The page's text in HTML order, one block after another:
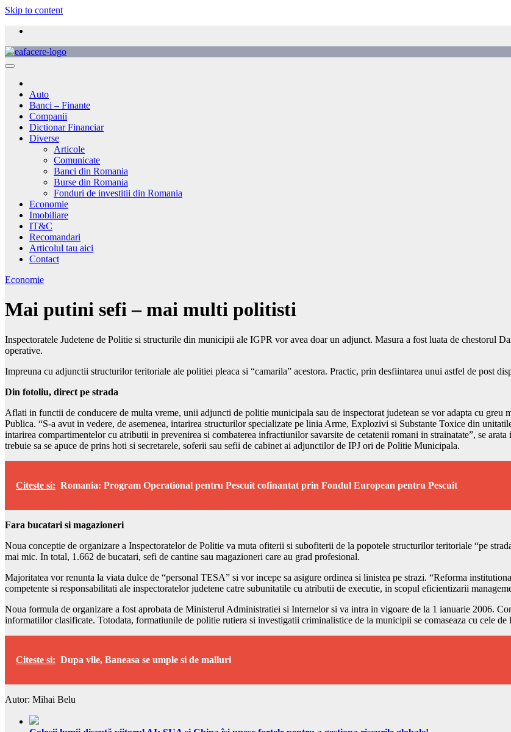
Skip to content
Auto
Banci – Finante
Companii
Dictionar Financiar
Diverse
Articole
Comunicate
Banci din Romania
Burse din Romania
Fonduri de investitii din Romania
Economie
Imobiliare
IT&C
Recomandari
Articolul tau aici
Contact
Economie
Mai putini sefi – mai multi politisti
Inspectoratele Judetene de Politie si structurile din municipii ale IGPR vor avea doar un adjunct. Masura a fost luata de chestorul
operative.
Impreuna cu adjunctii structurilor teritoriale ale politiei pleaca si “camarila” acestora. Practic, prin desfiintarea unui astfel de post
Din fotoliu, direct pe strada
Aflati in functii de conducere de multa vreme, unii adjuncti de politie municipala sau de inspectorat judetean se vor adapta cu
Publica. “S-a avut in vedere, de asemenea, intarirea structurilor specializate pe linia Arme, Explozivi si Substante Toxice din
intarirea compartimentelor cu atributii in prevenirea si combaterea infractiunilor savarsite de cetatenii romani in strainatate”, se
trebuie sa se apuce de prins hoti si secretarele, soferii sau sefii de cabinet ai adjunctilor de IPJ ori de Politie Municipala.
Citeste si: Romania: Program Operational pentru Pescuit cofinantat prin Fondul European pentru Pescuit
Fara bucatari si magazioneri
Noua conceptie de organizare a Inspectoratelor de Politie va muta ofiterii si subofiterii de la popotele structurilor teritoriale “pe
mai mic. In total, 1.662 de bucatari, sefi de cantine sau magazioneri care au grad profesional.
Majoritatea vor renunta la viata dulce de “personal TESA” si vor incepe sa asigure ordinea si linistea pe strazi. “Reforma
competente si responsabilitati ale inspectoratelor judetene catre subunitatile cu atributii de executie, in scopul eficientizarii
Noua formula de organizare a fost aprobata de Ministerul Administratiei si Internelor si va intra in vigoare de la 1 ianuarie 2006.
informatiilor clasificate. Totodata, formatiunile de politie rutiera si investigatii criminalistice de la municipii se comaseaza cu cele de
Citeste si: Dupa vile, Baneasa se umple si de malluri
Autor: Mihai Belu